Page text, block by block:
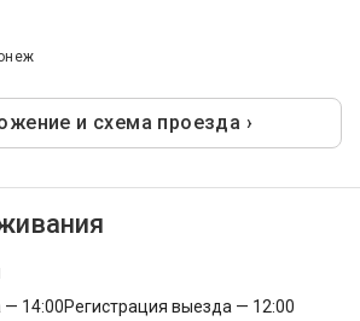
и схема проезда ›
— 14:00Регистрация выезда — 12:00